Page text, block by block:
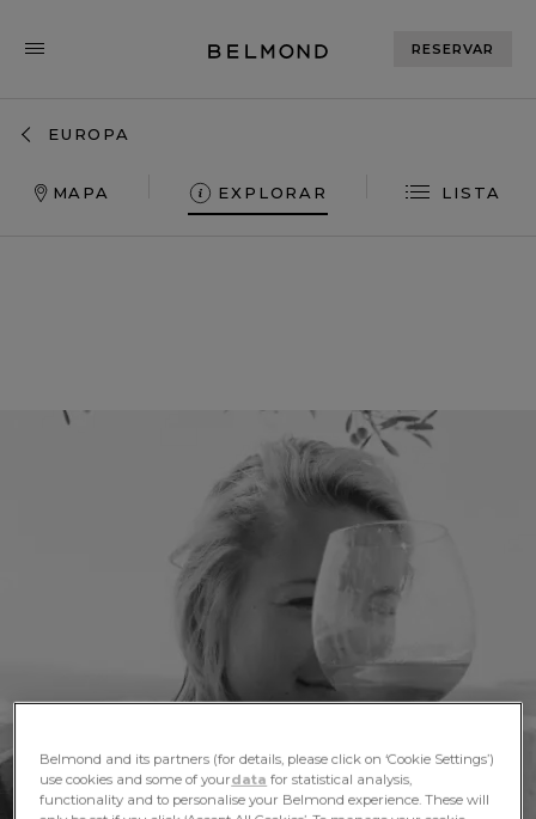
RESERVAR
EUROPA
MAPA EXPLORAR LISTA
FRANÇA
ITÁLIA
ESPANHA
Entre em um mundo de romance
Maravilhe-se com o dramático céu escocês de sua
Belmond and its partners (for details, please click on ‘Cookie Settings’)
use cookies and some of yourdata for statistical analysis,
functionality and to personalise your Belmond experience. These will